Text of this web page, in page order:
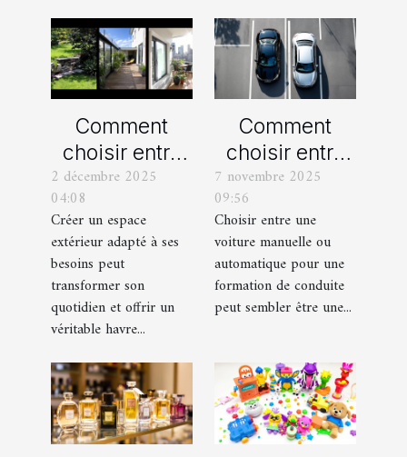
Comment
choisir entre
un jardin, une
terrasse et un
balcon pour
votre espace
extérieur ?
2 décembre 2025
04:08
Créer un espace
extérieur adapté à ses
besoins peut
transformer son
quotidien et offrir un
véritable havre...
Comment
choisir entre
une voiture
manuelle ou
automatique
pour votre
formation de
conduite ?
7 novembre 2025
09:56
Choisir entre une
voiture manuelle ou
automatique pour une
formation de conduite
peut sembler être une...